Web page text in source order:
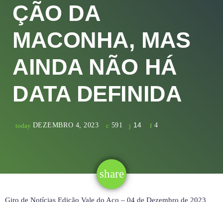
ÇÃO DA
MACONHA, MAS
AINDA NÃO HÁ
DATA DEFINIDA
today DEZEMBRO 4, 2023 591 14 4
share
email
Giro de Notícias Edição Vale do Aço – 04 de Dezembro de 2023